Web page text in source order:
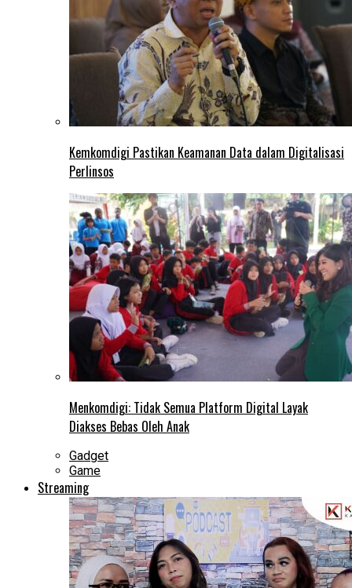
Kemkomdigi Pastikan Keamanan Data dalam Digitalisasi
Perlinsos
Menkomdigi: Tidak Semua Platform Digital Layak
Diakses Bebas Oleh Anak
Gadget
Game
Streaming